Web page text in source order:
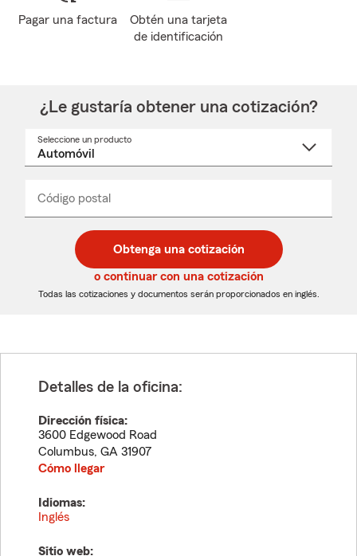
Pagar una factura
Obtén una tarjeta
de identificación
¿Le gustaría obtener una cotización?
Seleccione un producto
desplegable
Código postal
de
5
dígitos
de
5
dígitos
_____
Obtenga una cotización
o continuar con una cotización
Todas las cotizaciones y documentos serán proporcionados en inglés.
Detalles de la oficina:
Dirección física:
3600 Edgewood Road
Columbus, GA 31907
Cómo llegar
Idiomas:
Inglés
Sitio web: